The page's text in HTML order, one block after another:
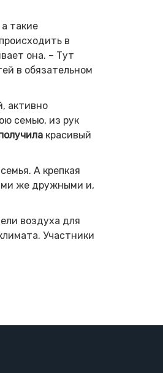
такие
в
она. – Тут
в обязательном
активно
семью, из рук
красивый
А крепкая
же дружными и,
воздуха для
Участники